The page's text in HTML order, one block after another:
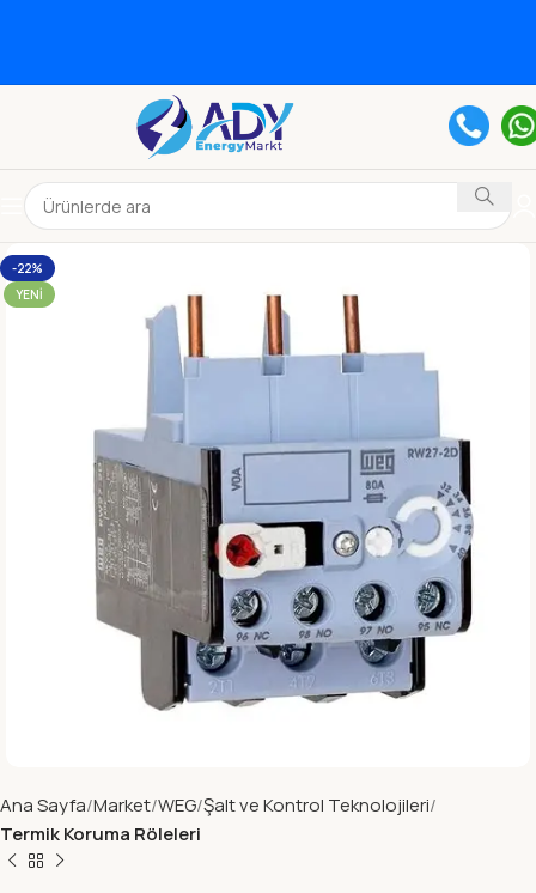
-22%
YENI
Ana Sayfa Market WEG Şalt ve Kontrol Teknolojileri
Termik Koruma Röleleri